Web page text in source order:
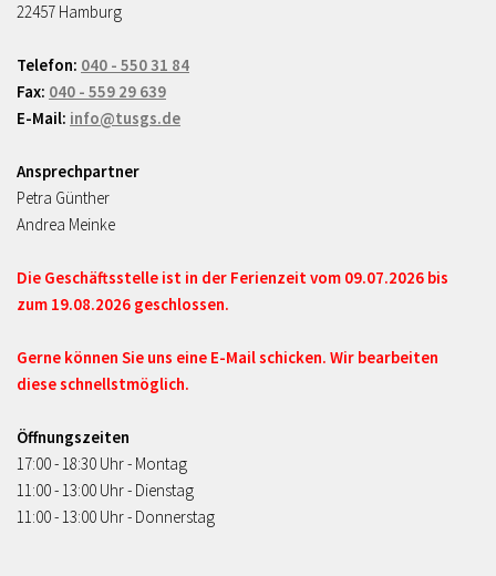
22457 Hamburg
Telefon: 040 - 550 31 84
Fax: 040 - 559 29 639
E-Mail: info@tusgs.de
Ansprechpartner
Petra Günther
Andrea Meinke
Die Geschäftsstelle ist in der Ferienzeit vom 09.07.2026 bis
zum 19.08.2026 geschlossen.
Gerne können Sie uns eine E-Mail schicken. Wir bearbeiten
diese schnellstmöglich.
Öffnungszeiten
17:00 - 18:30 Uhr - Montag
11:00 - 13:00 Uhr - Dienstag
11:00 - 13:00 Uhr - Donnerstag